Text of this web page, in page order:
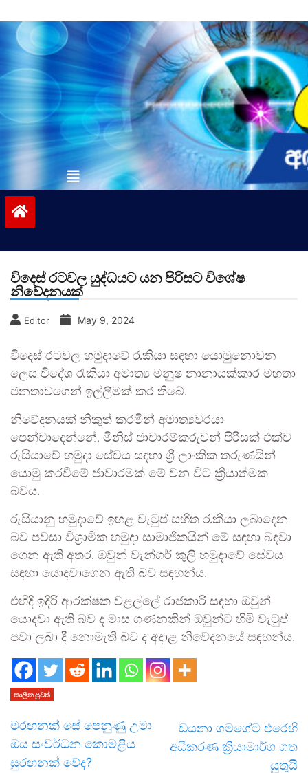
to
contentvinivida.lk
විදෙස් රටවල යුද්ධයට යන පිරිසට විශේෂ
නිවේදනයක්
Editor May 9, 2024
විදෙස් රටවල හමුදාවේ රැකියා සඳහා යොමුනොවන
ලෙස විදේශ රැකියා අමාත්‍ය මනුෂ නානායක්කාර මහතා
ජනතාවගෙන් ඉල්ලීමක් කර තිබේ.
නිවේදනයක් නිකුත් කරමින් අමාත්‍යවරයා
පෙන්වාදෙන්නේ, මිනිස් ජාවාරම්කරුවන් පිරිසක් එක්ව
රුසියාවේ හමුදා සේවය සඳහා ශ්‍රී ලාංකික තරුණයින්
යොමු කරවීමේ ජාවාරමක් මේ වන විට ක්‍රියාත්මක
බවය.
රුසියානු හමුදාවේ ඉහළ වැටුප් සහිත රැකියා ලබාදෙන
බව පවසා විශ්‍රාමික හමුදා සාමාජිකයින් මේ සඳහා බඳවා
ගෙන ඇති අතර, ඔවුන් වැන්ගර් කුලි හමුදාවේ සේවය
සඳහා යොදවාගෙන ඇති බව සඳහන්ය.
එහිදි ඉදිරි ආරක්ෂක වළල්ලේ රාජකාරි සඳහා ඔවුන්
යොදවා ඇති බව ද මාස ගණනකින් ඔවුන්ට හිමි වැටුප්
පවා ලබා දී නොමැති බව ද අදාළ නිවේදනයේ සඳහන්ය.
කාලීන පුවත්
මරඟනක් සේ පෙනුණු උමා
ඔය සංවර්ධන කොමළිය
සුරඟනක් වේද?
ඩයනා ගමගේට එරෙහි
අධිකරණ ක්‍රියාමාර්ග ගත
යුතුයි